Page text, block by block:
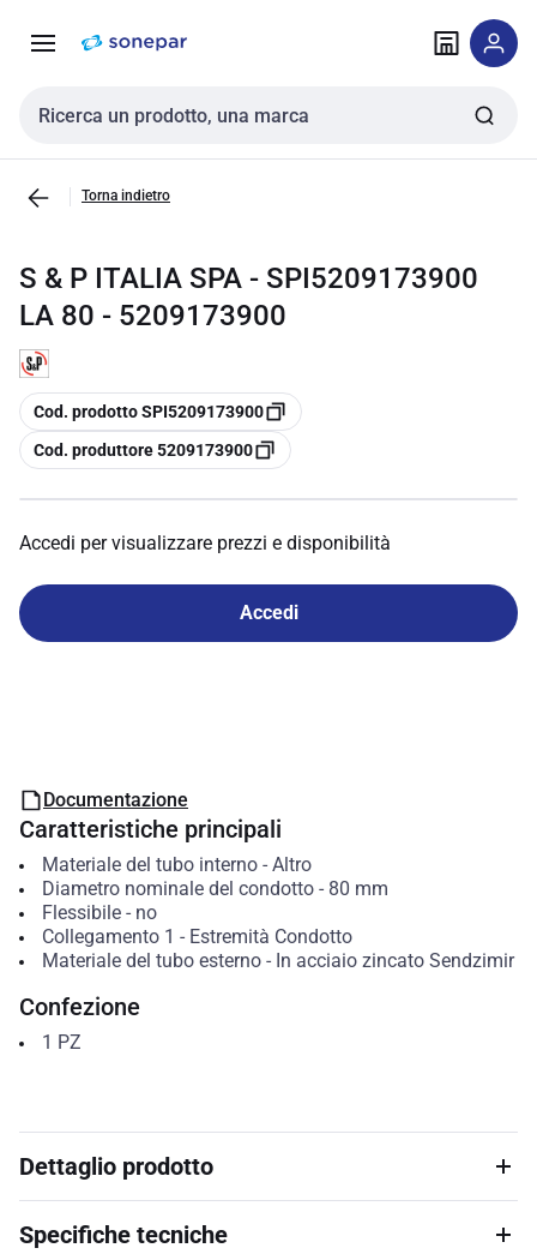
navigazione alla
Cerca input
Torna indietro
S & P ITALIA SPA - SPI5209173900
LA 80 - 5209173900
copia
Cod. prodotto SPI5209173900
copia
Cod. produttore 5209173900
Accedi per visualizzare prezzi e disponibilità
Accedi
Documentazione
Caratteristiche principali
Materiale del tubo interno- Altro
Diametro nominale del condotto- 80 mm
Flessibile- no
Collegamento 1 - Estremità Condotto
Materiale del tubo esterno- In acciaio zincato Sendzimir
Confezione
1 PZ
Dettaglio prodotto
Specifiche tecniche